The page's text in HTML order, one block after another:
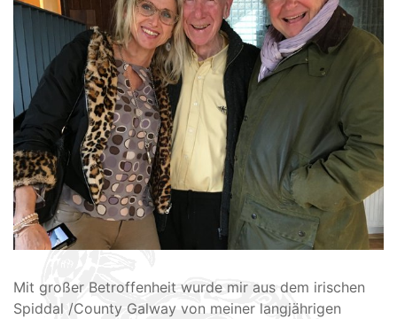
Mit großer Betroffenheit wurde mir aus dem irischen
Spiddal /County Galway von meiner langjährigen